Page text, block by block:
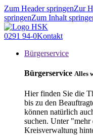
Zum Header springenZur
springenZum Inhalt
0291 94-0Kontakt
Bürgerservice
Bürgerservice Alles
Hier finden Sie die
bis zu den
können natürlich
suchen. Unter
Kreisverwaltung